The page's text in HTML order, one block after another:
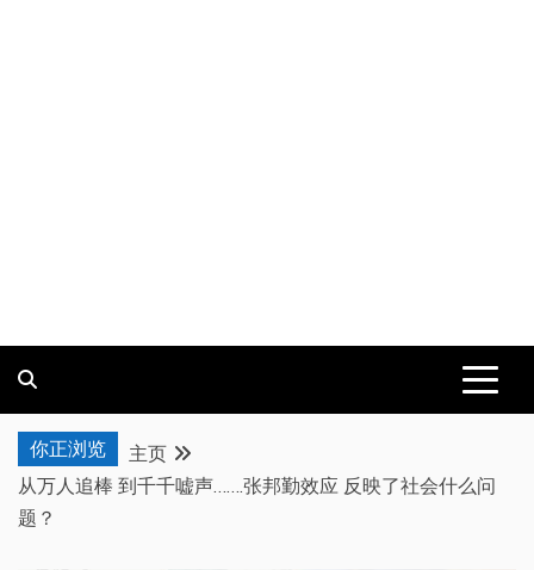
你正浏览
主页
从万人追棒 到千千嘘声…….张邦勤效应 反映了社会什么问
题？